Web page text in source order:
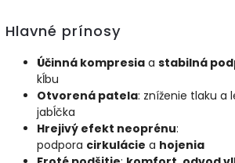
Hlavné prínosy
Účinná kompresia a stabilná
kĺbu
Otvorená patela: zníženie tlaku a
jabĺčka
Hrejivý efekt neoprénu:
podpora cirkulácie a hojenia